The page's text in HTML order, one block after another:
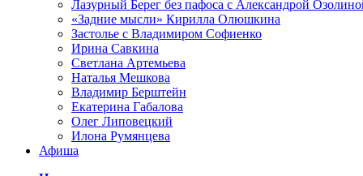
Лазурный Берег без пафоса с Александрой
«Задние мысли» Кирилла Олюшкина
Застолье с Владимиром Софиенко
Ирина Савкина
Светлана Артемьева
Наталья Мешкова
Владимир Берштейн
Екатерина Габалова
Олег Липовецкий
Илона Румянцева
Афиша